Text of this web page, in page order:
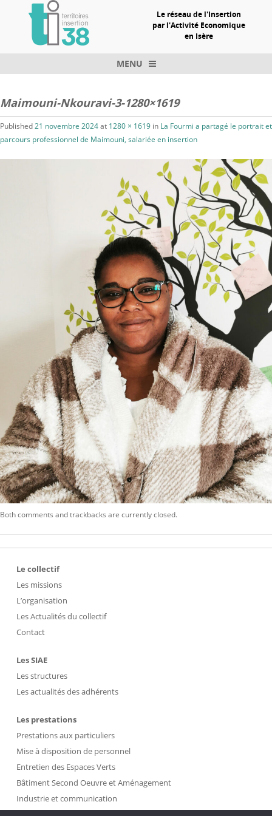
Le réseau de l'Insertion
par l'Activité Economique
en Isère
MENU
Maimouni-Nkouravi-3-1280×1619
Published21 novembre 2024at 1280 × 1619 in La Fourmi a partagé le portrait et
parcours professionnel de Maimouni, salariée en insertion
Both comments and trackbacks are currently closed.
Le collectif
Les missions
L’organisation
Les Actualités du collectif
Contact
Les SIAE
Les structures
Les actualités des adhérents
Les prestations
Prestations aux particuliers
Mise à disposition de personnel
Entretien des Espaces Verts
Bâtiment Second Oeuvre et Aménagement
Industrie et communication